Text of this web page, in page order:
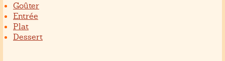
Goûter
Entrée
Plat
Dessert